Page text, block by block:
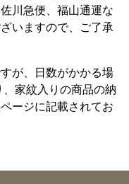
川急便、福山通運な
いますので、ご了承
が、日数がかかる場
家紋入りの商品の納
ージに記載されてお